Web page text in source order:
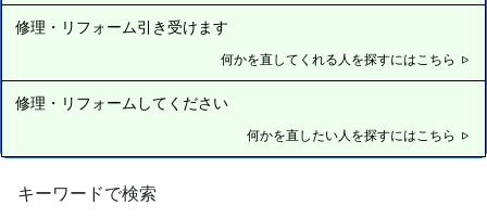
修理・リフォーム引き受けます
何かを直してくれる人を探すにはこちら
修理・リフォームしてください
何かを直したい人を探すにはこちら
キーワードで検索